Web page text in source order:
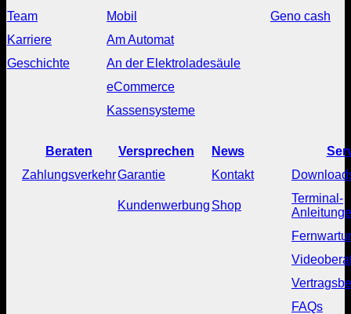
Team
Mobil
Geno cash
Karriere
Am Automat
Geschichte
An der Elektroladesäule
eCommerce
Kassensysteme
Beraten Versprechen News
ZahlungsverkehrGarantie Kontakt
Kundenwerbung Shop
Terminal-
FAQs